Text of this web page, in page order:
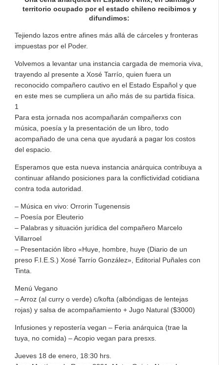
territorio ocupado por el estado chileno recibimos y
difundimos:
Tejiendo lazos entre afines más allá de cárceles y fronteras
impuestas por el Poder.
Volvemos a levantar una instancia cargada de memoria viva,
trayendo al presente a Xosé Tarrío, quien fuera un
reconocido compañero cautivo en el Estado Español y que
en este mes se cumpliera un año más de su partida física.
1
Para esta jornada nos acompañarán compañerxs con
música, poesía y la presentación de un libro, todo
acompañado de una cena que ayudará a pagar los costos
del espacio.
Esperamos que esta nueva instancia anárquica contribuya a
continuar afilando posiciones para la conflictividad cotidiana
contra toda autoridad.
– Música en vivo: Orrorin Tugenensis
– Poesía por Eleuterio
– Palabras y situación jurídica del compañero Marcelo
Villarroel
– Presentación libro «Huye, hombre, huye (Diario de un
preso F.I.E.S.) Xosé Tarrío González», Editorial Puñales con
Tinta.
Menú Vegano
– Arroz (al curry o verde) c/kofta (albóndigas de lentejas
rojas) y salsa de acompañamiento + Jugo Natural ($3000)
Infusiones y repostería vegan – Feria anárquica (trae la
tuya, no comida) – Acopio vegan para presxs.
Jueves 18 de enero, 18:30 hrs.